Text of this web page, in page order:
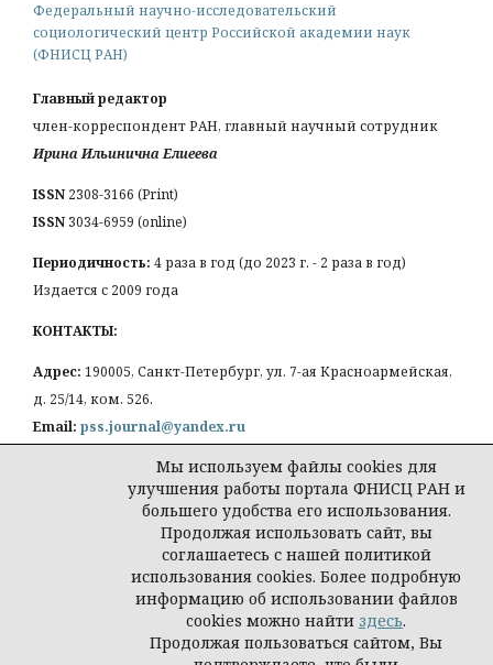
Федеральный научно-исследовательский
социологический центр Российской академии наук
(ФНИСЦ РАН)
Главный редактор
член-корреспондент РАН, главный научный сотрудник
Ирина Ильинична Елиеева
ISSN 2308-3166 (Print)
ISSN3034-6959 (online)
Периодичность: 4 раза в год (до 2023 г. - 2 раза в год)
Издается с 2009 года
КОНТАКТЫ:
Адрес: 190005, Санкт-Петербург, ул. 7-ая Красноармейская,
д. 25/14, ком. 526.
Email: pss.journal@yandex.ru
Политика конфиденциальности персональных
© Петербургская социология сегодня
Мы используем файлы cookies для
улучшения работы портала ФНИСЦ РАН и
большего удобства его использования.
Продолжая использовать сайт, вы
соглашаетесь с нашей политикой
использования cookies. Более подробную
информацию об использовании файлов
cookies можно найти здесь.
Продолжая пользоваться сайтом, Вы